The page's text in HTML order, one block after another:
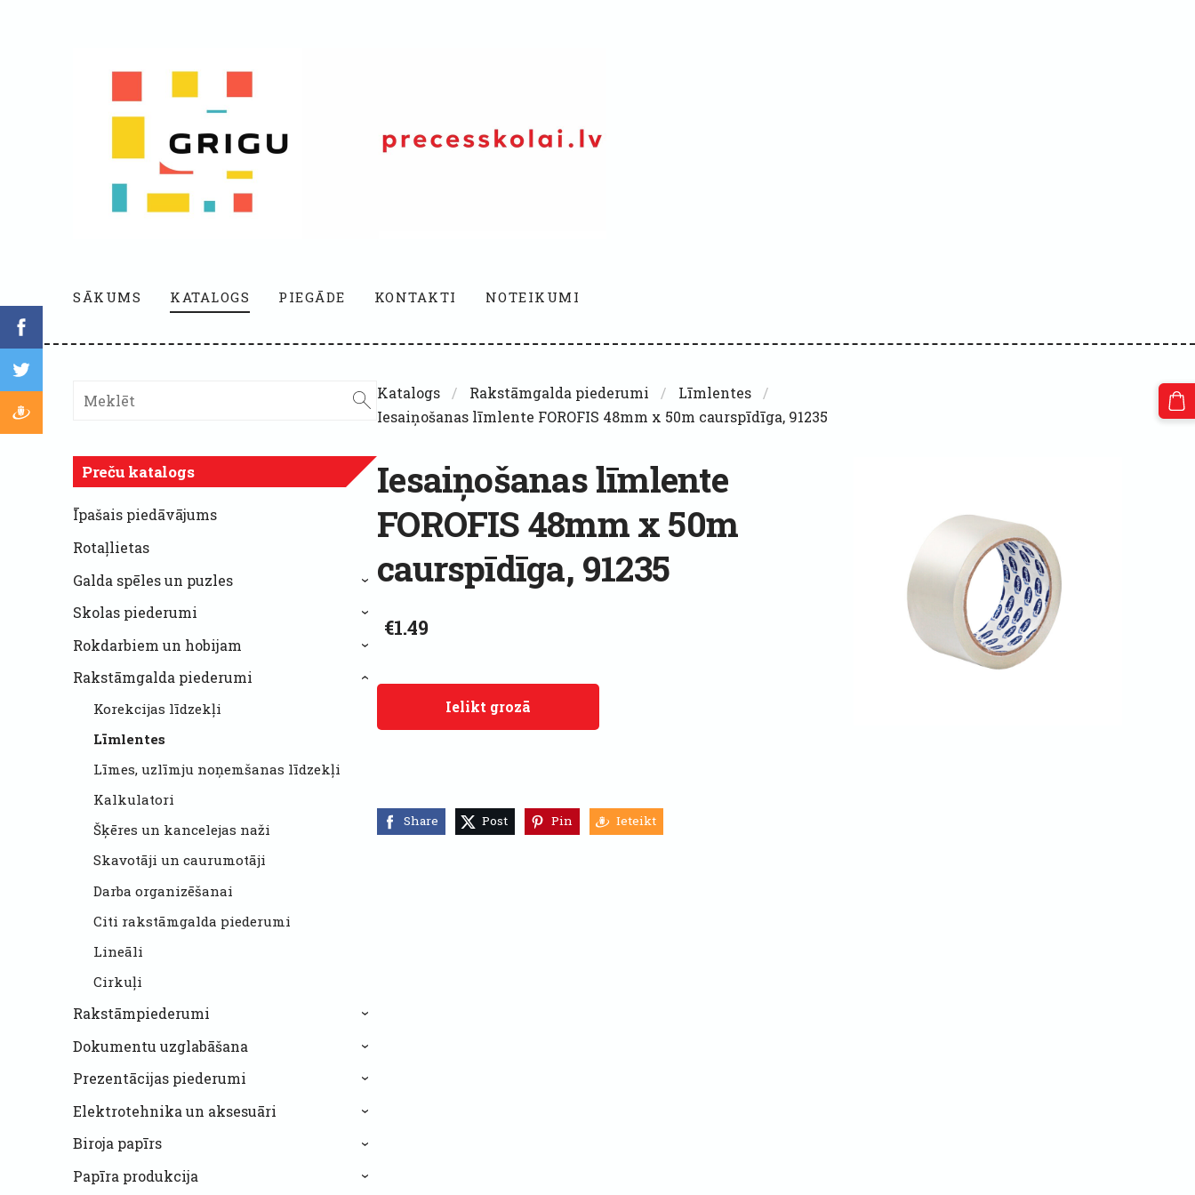
SĀKUMS KATALOGS PIEGĀDE KONTAKTI NOTEIKUMI
Preču katalogs
Īpašais piedāvājums
Rotaļlietas
Galda spēles un puzles
›
Skolas piederumi ›
Rokdarbiem un hobijam ›
Rakstāmgalda piederumi
Korekcijas līdzekļi
Līmlentes
Līmes, uzlīmju noņemšanas līdzekļi
Kalkulatori
Šķēres un kancelejas naži
Skavotāji un caurumotāji
Darba organizēšanai
Citi rakstāmgalda piederumi
Lineāli
Cirkuļi
›
Rakstāmpiederumi ›
Dokumentu uzglabāšana ›
Prezentācijas piederumi ›
Elektrotehnika un aksesuāri ›
Biroja papīrs ›
Papīra produkcija ›
Katalogs Rakstāmgalda piederumi
Līmlentes
Iesaiņošanas līmlente FOROFIS 48mm x 50m caurspīdīga, 91235
Iesaiņošanas līmlente
FOROFIS 48mm x 50m
caurspīdīga, 91235
€1.49
Ielikt grozā
Share Post Pin Ieteikt